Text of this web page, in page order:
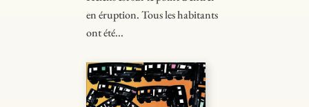
en éruption. Tous les habitants
ont été...